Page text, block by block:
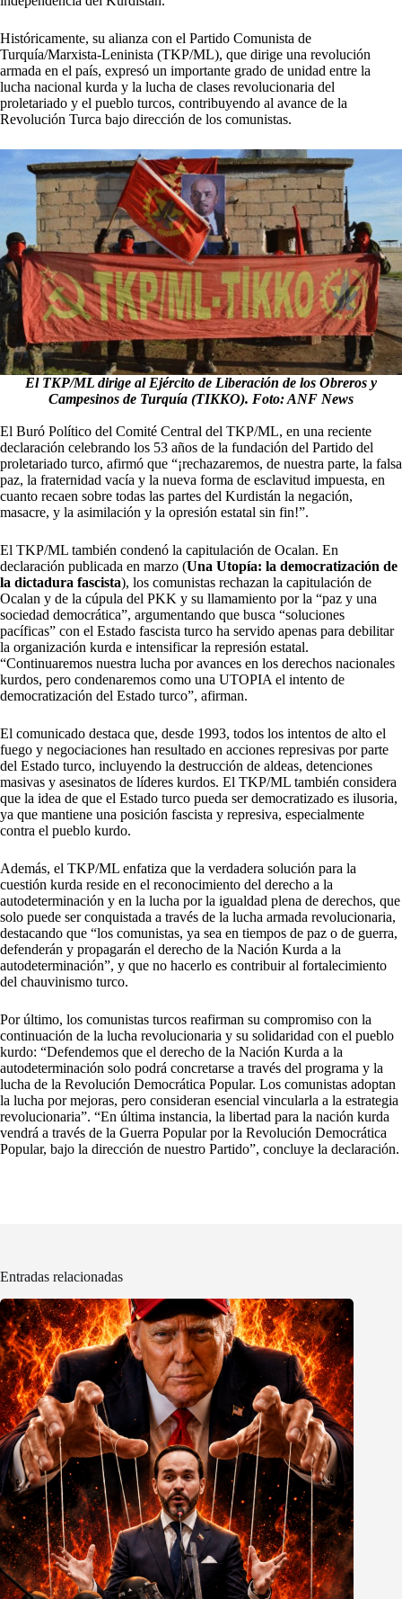
Históricamente, su alianza con el Partido Comunista de
Turquía/Marxista-Leninista (TKP/ML), que dirige una revolución
armada en el país, expresó un importante grado de unidad entre la
lucha nacional kurda y la lucha de clases revolucionaria del
proletariado y el pueblo turcos, contribuyendo al avance de la
Revolución Turca bajo dirección de los comunistas.
El TKP/ML dirige al Ejército de Liberación de los Obreros y
Campesinos de Turquía (TIKKO). Foto: ANF News
El Buró Político del Comité Central del TKP/ML, en una reciente
declaración celebrando los 53 años de la fundación del Partido del
proletariado turco, afirmó que “¡rechazaremos, de nuestra parte, la falsa
paz, la fraternidad vacía y la nueva forma de esclavitud impuesta, en
cuanto recaen sobre todas las partes del Kurdistán la negación,
masacre, y la asimilación y la opresión estatal sin fin!”.
El TKP/ML también condenó la capitulación de Ocalan. En
declaración publicada en marzo (Una Utopía: la democratización de
la dictadura fascista), los comunistas rechazan la capitulación de
Ocalan y de la cúpula del PKK y su llamamiento por la “paz y una
sociedad democrática”, argumentando que busca “soluciones
pacíficas” con el Estado fascista turco ha servido apenas para debilitar
la organización kurda e intensificar la represión estatal.
“Continuaremos nuestra lucha por avances en los derechos nacionales
kurdos, pero condenaremos como una UTOPIA el intento de
democratización del Estado turco”, afirman.
El comunicado destaca que, desde 1993, todos los intentos de alto el
fuego y negociaciones han resultado en acciones represivas por parte
del Estado turco, incluyendo la destrucción de aldeas, detenciones
masivas y asesinatos de líderes kurdos. El TKP/ML también considera
que la idea de que el Estado turco pueda ser democratizado es ilusoria,
ya que mantiene una posición fascista y represiva, especialmente
contra el pueblo kurdo.
Además, el TKP/ML enfatiza que la verdadera solución para la
cuestión kurda reside en el reconocimiento del derecho a la
autodeterminación y en la lucha por la igualdad plena de derechos, que
solo puede ser conquistada a través de la lucha armada revolucionaria,
destacando que “los comunistas, ya sea en tiempos de paz o de guerra,
defenderán y propagarán el derecho de la Nación Kurda a la
autodeterminación”, y que no hacerlo es contribuir al fortalecimiento
del chauvinismo turco.
Por último, los comunistas turcos reafirman su compromiso con la
continuación de la lucha revolucionaria y su solidaridad con el pueblo
kurdo: “Defendemos que el derecho de la Nación Kurda a la
autodeterminación solo podrá concretarse a través del programa y la
lucha de la Revolución Democrática Popular. Los comunistas adoptan
la lucha por mejoras, pero consideran esencial vincularla a la estrategia
revolucionaria”. “En última instancia, la libertad para la nación kurda
vendrá a través de la Guerra Popular por la Revolución Democrática
Popular, bajo la dirección de nuestro Partido”, concluye la declaración.
Entradas relacionadas